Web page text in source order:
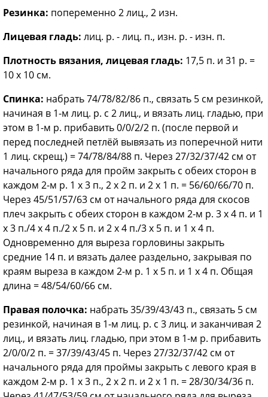
Резинка: попеременно 2 лиц., 2 изн.
Лицевая гладь: лиц. р. - лиц. п., изн. р. - изн. п.
Плотность вязания, лицевая гладь: 17,5 п. и 31 р. =
10 х 10 см.
Спинка: набрать 74/78/82/86 п., связать 5 см резинкой,
начиная в 1-м лиц. р. с 2 лиц., и вязать лиц. гладью, при
этом в 1-м р. прибавить 0/0/2/2 п. (после первой и
перед последней петлёй вывязать из поперечной нити
1 лиц. скрещ.) = 74/78/84/88 п. Через 27/32/37/42 см от
начального ряда для пройм закрыть с обеих сторон в
каждом 2-м р. 1 х 3 п., 2 х 2 п. и 2 х 1 п. = 56/60/66/70 п.
Через 45/51/57/63 см от начального ряда для скосов
плеч закрыть с обеих сторон в каждом 2-м р. 3 x 4 п. и 1
х 3 п./4 х 4 п./2 х 5 п. и 2 х 4 п./3 х 5 п. и 1 х 4 п.
Одновременно для выреза горловины закрыть
средние 14 п. и вязать далее раздельно, закрывая по
краям выреза в каждом 2-м р. 1 х 5 п. и 1 х 4 п. Общая
длина = 48/54/60/66 см.
Правая полочка: набрать 35/39/43/43 п., связать 5 см
резинкой, начиная в 1-м лиц. р. с 3 лиц. и заканчивая 2
лиц., и вязать лиц. гладью, при этом в 1-м р. прибавить
2/0/0/2 п. = 37/39/43/45 п. Через 27/32/37/42 см от
начального ряда для проймы закрыть с левого края в
каждом 2-м р. 1 х 3 п., 2 х 2 п. и 2 х 1 п. = 28/30/34/36 п.